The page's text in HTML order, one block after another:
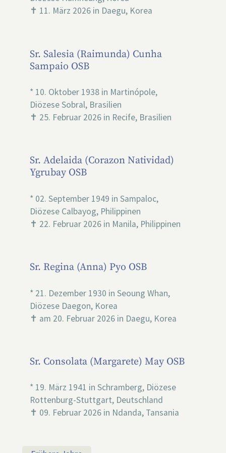
✝ 11. März 2026 in Daegu, Korea
Sr. Salesia (Raimunda) Cunha
Sampaio OSB
* 10. Oktober 1938 in Martinópole,
Diözese Sobral, Brasilien
✝ 25. Februar 2026 in Recife, Brasilien
Sr. Adelaida (Corazon Natividad)
Ygrubay OSB
* 02. September 1949 in Sampaloc,
Diözese Calbayog, Philippinen
✝ 22. Februar 2026 in Manila, Philippinen
Sr. Regina (Anna) Pyo OSB
* 21. Dezember 1930 in Seoung Whan,
Diözese Daegon, Korea
✝ am 20. Februar 2026 in Daegu, Korea
Sr. Consolata (Margarete) May OSB
* 19. März 1941 in Schramberg, Diözese
Rottenburg-Stuttgart, Deutschland
✝ 09. Februar 2026 in Ndanda, Tansania